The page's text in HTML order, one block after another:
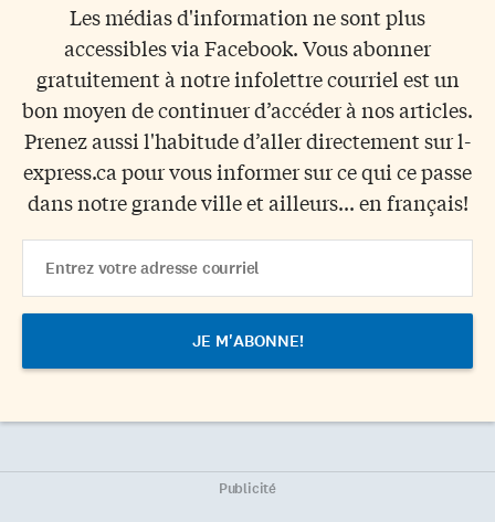
Les médias d'information ne sont plus
accessibles via Facebook. Vous abonner
gratuitement à notre infolettre courriel est un
bon moyen de continuer d’accéder à nos articles.
Prenez aussi l'habitude d’aller directement sur l-
express.ca pour vous informer sur ce qui ce passe
dans notre grande ville et ailleurs... en français!
Address
Publicité